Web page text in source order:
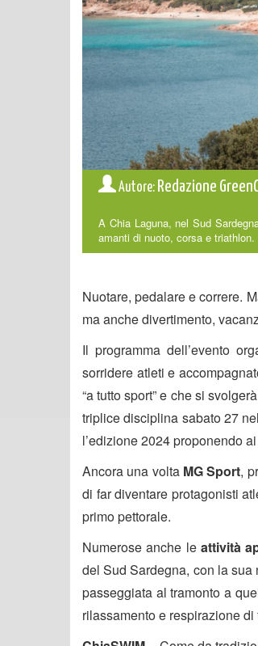
Autore: Redazione
A Chia Laguna, nel Sud
amanti di nuoto, corsa e triathlon.
Nuotare, pedalare e correre.
ma anche divertimento,
Il programma dell’evento
sorridere atleti e
“a tutto sport” e che si
triplice disciplina sabato 27
l’edizione 2024 proponendo
Ancora una volta MG Sport,
di far diventare protagonisti
primo pettorale.
Numerose anche le attività
del Sud Sardegna, con la
passeggiata al tramonto a
rilassamento e respirazione di